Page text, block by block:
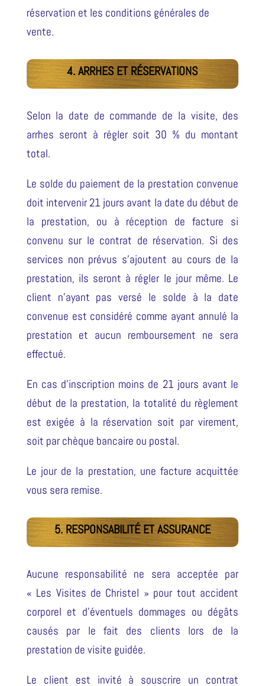
réservation et les conditions générales de
vente.
4. ARRHES ET RÉSERVATIONS
Selon la date de commande de la visite, des
arrhes seront à régler soit 30 % du montant
total.
Le solde du paiement de la prestation convenue
doit intervenir 21 jours avant la date du début de
la prestation, ou à réception de facture si
convenu sur le contrat de réservation. Si des
services non prévus s’ajoutent au cours de la
prestation, ils seront à régler le jour même. Le
client n’ayant pas versé le solde à la date
convenue est considéré comme ayant annulé la
prestation et aucun remboursement ne sera
effectué.
En cas d’inscription moins de 21 jours avant le
début de la prestation, la totalité du règlement
est exigée à la réservation soit par virement,
soit par chèque bancaire ou postal.
Le jour de la prestation, une facture acquittée
vous sera remise.
5. RESPONSABILITÉ ET ASSURANCE
Aucune responsabilité ne sera acceptée par
« Les Visites de Christel » pour tout accident
corporel et d’éventuels dommages ou dégâts
causés par le fait des clients lors de la
prestation de visite guidée.
Le client est invité à souscrire un contrat